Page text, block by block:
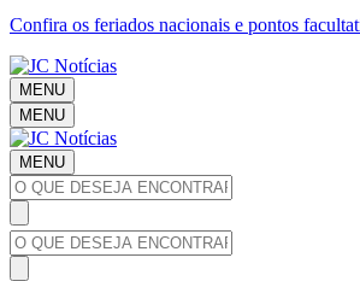
Confira os feriados nacionais e pontos
MENU
MENU
MENU